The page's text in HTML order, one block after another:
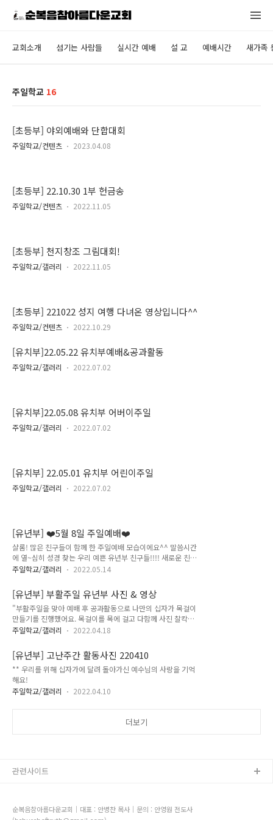
교회소개 섬기는 사람들 실시간 예배 설 교 예배시간 새가족
주일학교 16
[초등부] 야외예배와 단합대회
주일학교/컨텐츠 2023.04.08
[초등부] 22.10.30 1부 헌금송
주일학교/컨텐츠 2022.11.05
[초등부] 천지창조 그림대회!
주일학교/갤러리 2022.11.05
[초등부] 221022 성지 여행 다녀온 영상입니다^^
주일학교/컨텐츠 2022.10.29
[유치부]22.05.22 유치부예배&공과활동
주일학교/갤러리 2022.07.02
[유치부]22.05.08 유치부 어버이주일
주일학교/갤러리 2022.07.02
[유치부] 22.05.01 유치부 어린이주일
주일학교/갤러리 2022.07.02
[유년부] ❤️5월 8일 주일예배❤️
샬롬! 많은 친구들이 함께 한 주일예배 모습이에요^^ 말씀시간
에 열~심히 성경 찾는 우리 예쁜 유년부 친구들!!!! 새로운 친구
씩씩이 8살 규빈이도 환영해주고~~ 보조교사로 새롭게 온 우리
션 시간!!!!! 유년부 선생님들 그리고 친구들과 함께라면 씐나는
주일!!!!!🔥
주일학교/갤러리 2022.05.14
[유년부] 부활주일 유년부 사진 & 영상
"부활주일을 맞아 예배 후 공과활동으로 나만의 십자가 목걸이
만들기를 진행했어요. 목걸이를 목에 걸고 다함께 사진 찰칵
📸!!!!! 부활하신 예수님 사랑해요💖"
주일학교/갤러리 2022.04.18
[유년부] 고난주간 활동사진 220410
** 우리를 위해 십자가에 달려 돌아가신 예수님의 사랑을 기억
해요!
주일학교/갤러리
2022.04.10
더보기
순복음참아름다운교회｜대표 : 안병찬 목사｜문의 : 안영원 전도사
관련사이트